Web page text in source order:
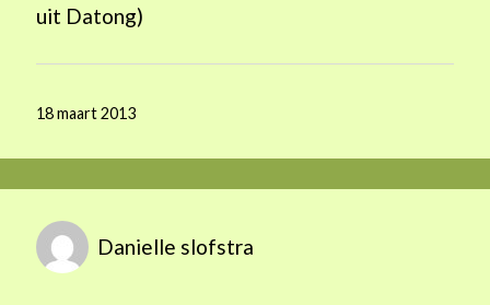
uit Datong)
18 maart 2013
Danielle slofstra